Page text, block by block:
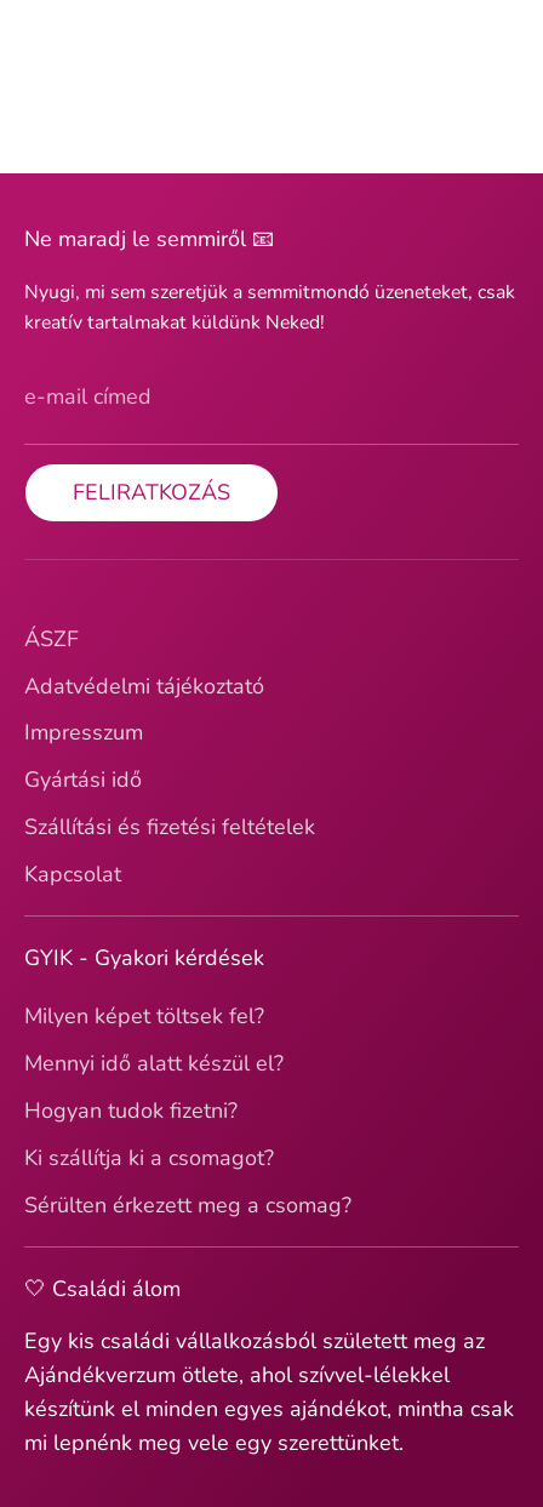
Ne maradj le semmiről 📧
Nyugi, mi sem szeretjük a semmitmondó üzeneteket, csak
kreatív tartalmakat küldünk Neked!
e-mail címed
FELIRATKOZÁS
ÁSZF
Adatvédelmi tájékoztató
Impresszum
Gyártási idő
Szállítási és fizetési feltételek
Kapcsolat
GYIK - Gyakori kérdések
Milyen képet töltsek fel?
Mennyi idő alatt készül el?
Hogyan tudok fizetni?
Ki szállítja ki a csomagot?
Sérülten érkezett meg a csomag?
🤍 Családi álom
Egy kis családi vállalkozásból született meg az
Ajándékverzum ötlete, ahol szívvel-lélekkel
készítünk el minden egyes ajándékot, mintha csak
mi lepnénk meg vele egy szerettünket.